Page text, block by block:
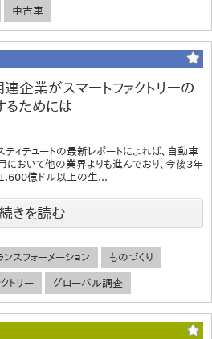
中古車
企業がスマートファクトリーの
るためには
ティテュートの最新レポートによれば、自動車
において他の業界よりも進んでおり、今後3年
億ドル以上の生...
続きを読む
スフォーメーション ものづくり
トリー グローバル調査